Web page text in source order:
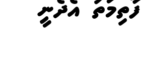
އެދެނީ